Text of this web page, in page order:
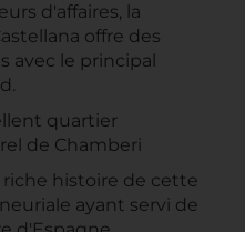
d'affaires, la
offre des
avec le principal
quartier
de Chamberi
riche histoire de cette
ayant servi de